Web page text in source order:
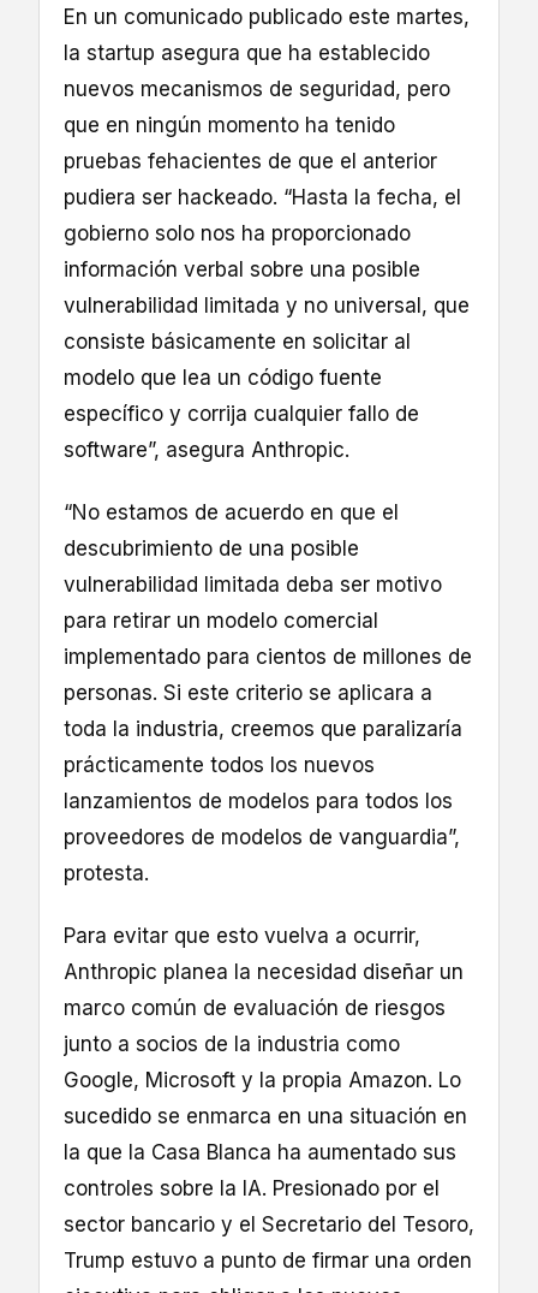
En un comunicado publicado este martes,
la startup asegura que ha establecido
nuevos mecanismos de seguridad, pero
que en ningún momento ha tenido
pruebas fehacientes de que el anterior
pudiera ser hackeado. “Hasta la fecha, el
gobierno solo nos ha proporcionado
información verbal sobre una posible
vulnerabilidad limitada y no universal, que
consiste básicamente en solicitar al
modelo que lea un código fuente
específico y corrija cualquier fallo de
software”, asegura Anthropic.
“No estamos de acuerdo en que el
descubrimiento de una posible
vulnerabilidad limitada deba ser motivo
para retirar un modelo comercial
implementado para cientos de millones de
personas. Si este criterio se aplicara a
toda la industria, creemos que paralizaría
prácticamente todos los nuevos
lanzamientos de modelos para todos los
proveedores de modelos de vanguardia”,
protesta.
Para evitar que esto vuelva a ocurrir,
Anthropic planea la necesidad diseñar un
marco común de evaluación de riesgos
junto a socios de la industria como
Google, Microsoft y la propia Amazon. Lo
sucedido se enmarca en una situación en
la que la Casa Blanca ha aumentado sus
controles sobre la IA. Presionado por el
sector bancario y el Secretario del Tesoro,
Trump estuvo a punto de firmar una orden